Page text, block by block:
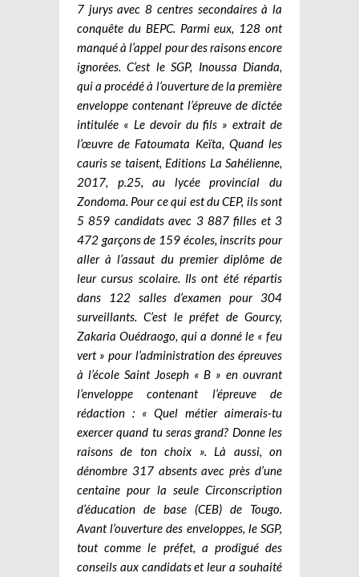
7 jurys avec 8 centres secondaires à la
conquête du BEPC. Parmi eux, 128 ont
manqué à l’appel pour des raisons encore
ignorées. C’est le SGP, Inoussa Dianda,
qui a procédé à l’ouverture de la première
enveloppe contenant l’épreuve de dictée
intitulée « Le devoir du fils » extrait de
l’œuvre de Fatoumata Keïta, Quand les
cauris se taisent, Editions La Sahélienne,
2017, p.25, au lycée provincial du
Zondoma. Pour ce qui est du CEP, ils sont
5 859 candidats avec 3 887 filles et 3
472 garçons de 159 écoles, inscrits pour
aller à l’assaut du premier diplôme de
leur cursus scolaire. Ils ont été répartis
dans 122 salles d’examen pour 304
surveillants. C’est le préfet de Gourcy,
Zakaria Ouédraogo, qui a donné le « feu
vert » pour l’administration des épreuves
à l’école Saint Joseph « B » en ouvrant
l’enveloppe contenant l’épreuve de
rédaction : « Quel métier aimerais-tu
exercer quand tu seras grand? Donne les
raisons de ton choix ». Là aussi, on
dénombre 317 absents avec près d’une
centaine pour la seule Circonscription
d’éducation de base (CEB) de Tougo.
Avant l’ouverture des enveloppes, le SGP,
tout comme le préfet, a prodigué des
conseils aux candidats et leur a souhaité